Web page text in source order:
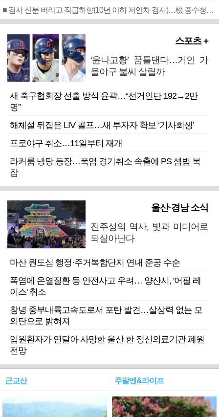
■ 검사 신분 버리고 직급하향(10년 이하 저연차 검사)…檢 중수청행 기피
스포츠 +
‘윤나고황’ 꿈틀댄다…거인 가
을야구 불씨 살릴까
새 축구협회장 선출 방식 윤곽…“선거인단 192→2만
명”
해체설 뒤집은 LIV 골프…새 투자자 확보 ‘기사회생’
프로야구 취소…11일부터 재개
라커룸 냉탕 등장…폭염 경기취소 속출에 PS 셈법 복
잡
울산·경남 소식
진주성의 역사, 빛과 미디어로
되살아난다
마산 원도심 행정·주거복합단지 연내 준공 수순
폭염에 온열질환 등 안전사고 우려… 양산시, '어필 레
이스' 취소
창녕 중부내륙고속도로서 포탄 발견…살상력 없는 모
의탄으로 밝혀져
입원환자가 연달아 사망한 울산 한 정신의료기관 폐원
전망
근교산 주말엔&라이프